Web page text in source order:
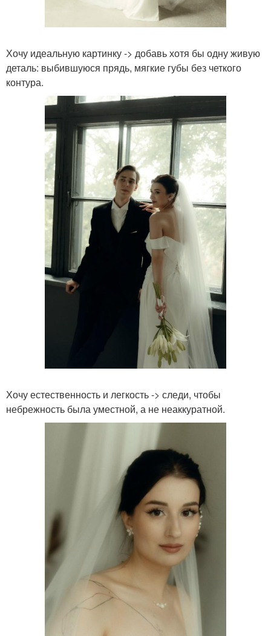
Хочу идеальную картинку -> добавь хотя бы одну живую
деталь: выбившуюся прядь, мягкие губы без четкого
контура.
Хочу естественность и легкость -> следи, чтобы
небрежность была уместной, а не неаккуратной.